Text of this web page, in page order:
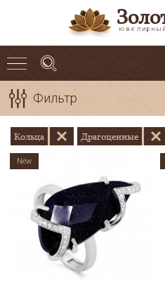
Фильтр
Кольца Драгоценные
New